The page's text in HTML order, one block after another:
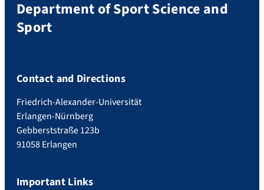
Department of Sport Science and
Sport
Contact and Directions
Friedrich-Alexander-Universität
Erlangen-Nürnberg
Gebberststraße 123b
91058 Erlangen
Important Links